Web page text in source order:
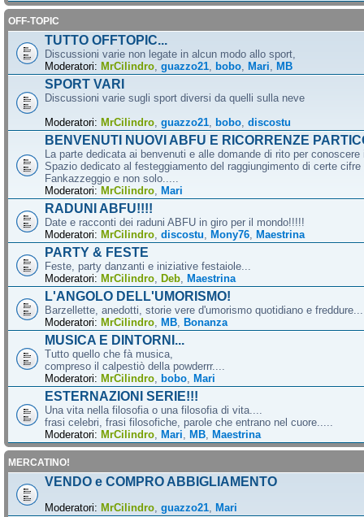
OFF-TOPIC
TUTTO OFFTOPIC...
Discussioni varie non legate in alcun modo allo sport,
Moderatori: MrCilindro guazzo21 bobo Mari MB
SPORT VARI
Discussioni varie sugli sport diversi da quelli sulla neve
Moderatori: MrCilindro guazzo21 bobo discostu
BENVENUTI NUOVI ABFU E RICORRENZE
La parte dedicata ai benvenuti e alle domande di rito per
Spazio dedicato al festeggiamento del raggiungimento di certe cifre
Fankazzeggio e non solo.....
Moderatori: MrCilindro Mari
RADUNI ABFU!!!!
Date e racconti dei raduni ABFU in giro per il mondo!!!!!
Moderatori: MrCilindro discostu Mony76 Maestrina
PARTY & FESTE
Feste, party danzanti e iniziative festaiole...
Moderatori: MrCilindro Deb Maestrina
L'ANGOLO DELL'UMORISMO!
Barzellette, anedotti, storie vere d'umorismo quotidiano e
Moderatori: MrCilindro MB Bonanza
MUSICA E DINTORNI...
Tutto quello che fà musica,
compreso il calpestiò della powderrr....
Moderatori: MrCilindro bobo Mari
ESTERNAZIONI SERIE!!!
Una vita nella filosofia o una filosofia di vita....
frasi celebri, frasi filosofiche, parole che entrano nel cuore.....
Moderatori: MrCilindro Mari MB Maestrina
MERCATINO!
VENDO e COMPRO ABBIGLIAMENTO
Moderatori: MrCilindro guazzo21 Mari